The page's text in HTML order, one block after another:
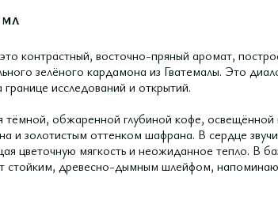
контрастный, восточно-пряный аромат,
зелёного кардамона из Гватемалы. Это
исследований и открытий.
тёмной, обжаренной глубиной кофе, освещённой
и золотистым оттенком шафрана. В сердце
цветочную мягкость и неожиданное тепло. В
стойким, древесно-дымным шлейфом,